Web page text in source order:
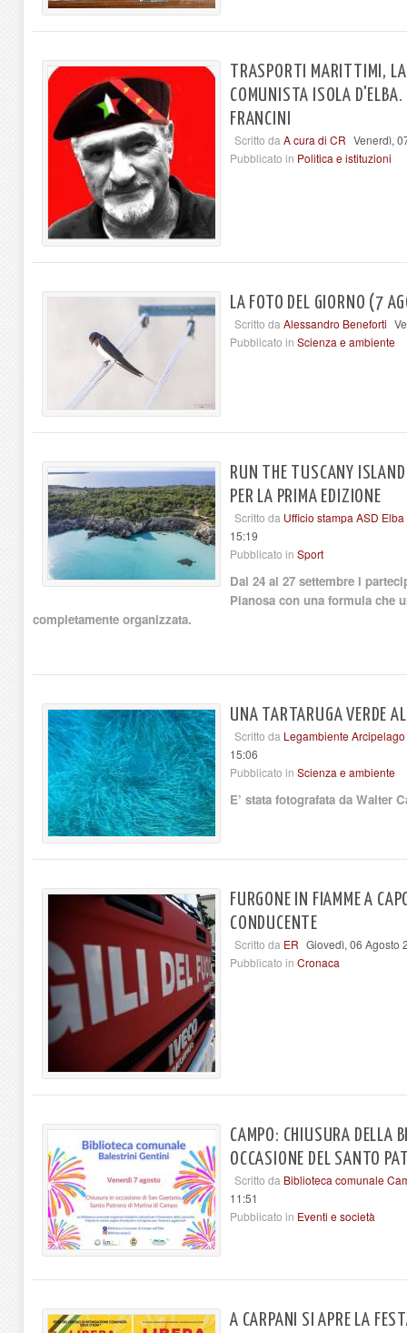
TRASPORTI MARITTIMI,
COMUNISTA ISOLA
FRANCINI
Scritto da A cura di CR Venerdì,
Pubblicato in Politica e istituzioni
LA FOTO DEL GIORNO (7
Scritto da Alessandro Beneforti
Pubblicato in Scienza e ambiente
RUN THE TUSCANY
PER LA PRIMA EDIZIONE
Scritto da Ufficio stampa ASD
15:19
Pubblicato in Sport
Dal 24 al 27 settembre i
Pianosa con una formula che
completamente organizzata.
UNA TARTARUGA VERDE
Scritto da Legambiente
15:06
Pubblicato in Scienza e ambiente
E’ stata fotografata da Walter
FURGONE IN FIAMME A
CONDUCENTE
Scritto da ER Giovedì, 06 Agosto
Pubblicato in Cronaca
CAMPO: CHIUSURA DELLA
OCCASIONE DEL SANTO
Scritto da Biblioteca comunale
11:51
Pubblicato in Eventi e società
A CARPANI SI APRE LA